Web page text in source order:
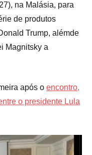
na Malásia, para
de produtos
Trump, alémde
Magnitsky a
após o encontro,
o presidente Lula